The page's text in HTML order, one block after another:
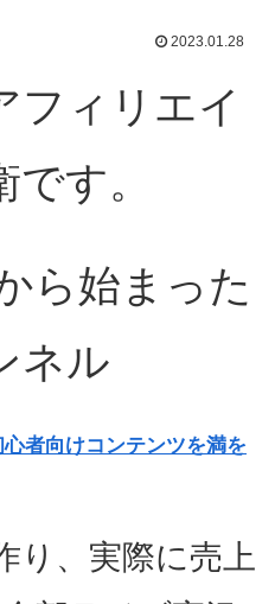
2023.01.28
フィリエイ
す。
ら始まった
ネル
者向けコンテンツを満を
り、実際に売上